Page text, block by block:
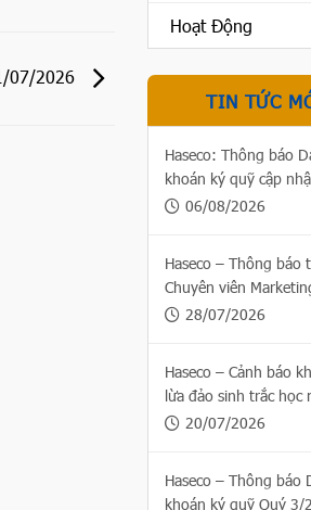
07/2026
Hoạt Động
TIN TỨC
Haseco: Thông báo
khoán ký quỹ cập
06/08/2026
06/08/2026
Haseco – Thông báo
Chuyên viên
28/07/2026
Haseco – Cảnh báo
lừa đảo sinh trắc
trường chứng khoán
20/07/2026
Haseco – Thông báo
khoán ký quỹ Quý 3/